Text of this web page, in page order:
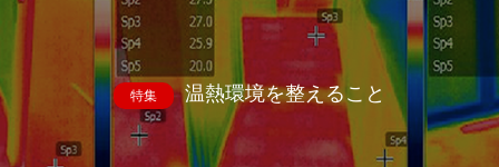
特集 温熱環境を整えること